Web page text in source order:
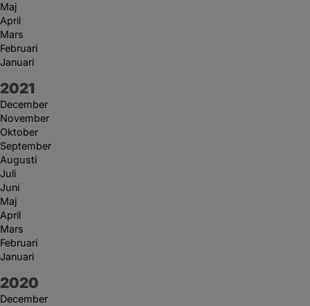
Maj
April
Mars
Februari
Januari
År:
2021
December
November
Oktober
September
Augusti
Juli
Juni
Maj
April
Mars
Februari
Januari
År:
2020
December